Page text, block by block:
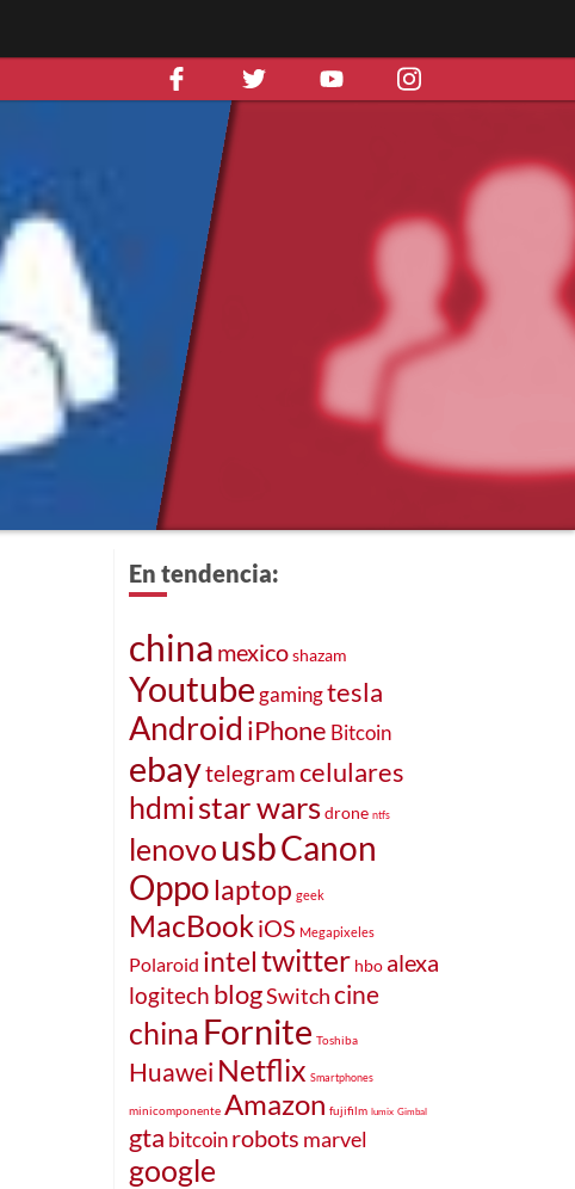
En tendencia:
china mexicoshazam
Youtube gamingtesla
Android iPhone Bitcoin
ebaytelegramcelulares
hdmistar warsdrone ntfs
lenovousbCanon
Oppolaptop geek
MacBook iOS Megapixeles
Polaroid inteltwitter hbo alexa
logitech blogSwitchcine
china Fornite Toshiba
Huawei Netflix Smartphones
minicomponente Amazon fujifilm lumix Gimbal
gta bitcoinrobots marvel
google